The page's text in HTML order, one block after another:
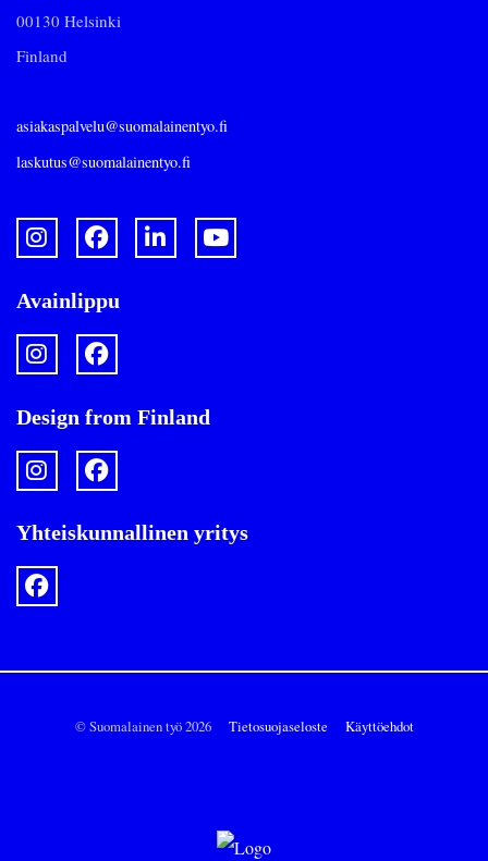
00130 Helsinki
Finland
asiakaspalvelu@suomalainentyo.fi
laskutus@suomalainentyo.fi
Avainlippu
Design from Finland
Yhteiskunnallinen yritys
© Suomalainen työ 2026 Tietosuojaseloste Käyttöehdot